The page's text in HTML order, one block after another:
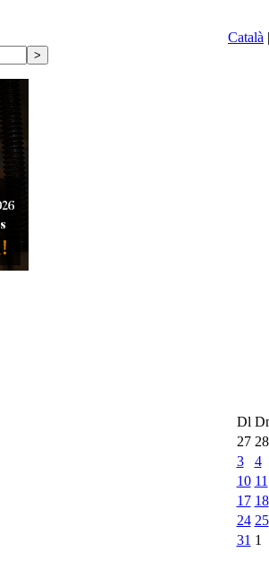
Català
Dl
27 28
3
4
10 11
17 18
24 25
31 1